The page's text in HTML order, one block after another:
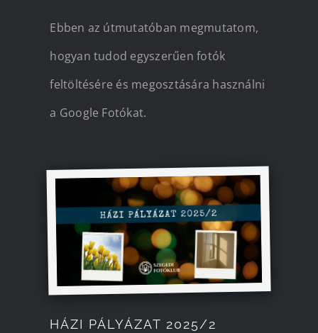
Ebben az útmutatóban megmutatom,
hogyan tudod egyszerűen fotók
feltöltésére és megosztására használni
a Google Fotókat.
HÁZI PÁLYÁZAT 2025/2